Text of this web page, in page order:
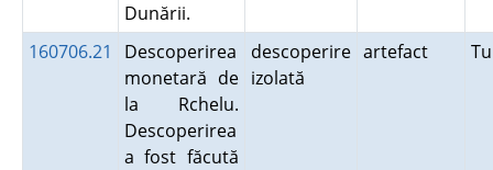
Dunării.
160706.21
Descoperirea
monetară de
la Rchelu.
Descoperirea
a fost făcută
descoperire
izolată
artefact